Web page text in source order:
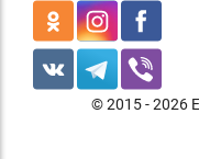
© 2015 - 2026